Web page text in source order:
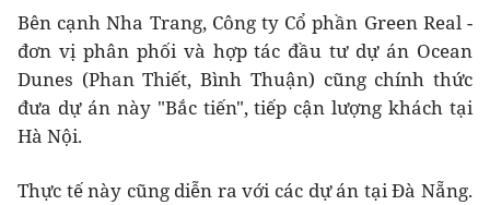
Bên cạnh Nha Trang, Công ty Cổ phần Green Real -
đơn vị phân phối và hợp tác đầu tư dự án Ocean
Dunes (Phan Thiết, Bình Thuận) cũng chính thức
đưa dự án này "Bắc tiến", tiếp cận lượng khách tại
Hà Nội.
Thực tế này cũng diễn ra với các dự án tại Đà Nẵng.